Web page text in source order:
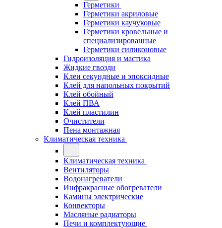
Герметики
Герметики акриловые
Герметики каучуковые
Герметики кровельные и
специализированные
Герметики силиконовые
Гидроизоляция и мастика
Жидкие гвозди
Клеи секундные и эпоксидные
Клей для напольных покрытий
Клей обойный
Клей ПВА
Клей пластилин
Очистители
Пена монтажная
Климатическая техника
Климатическая техника
Вентиляторы
Водонагреватели
Инфракрасные обогреватели
Камины электрические
Конвекторы
Масляные радиаторы
Печи и комплектующие